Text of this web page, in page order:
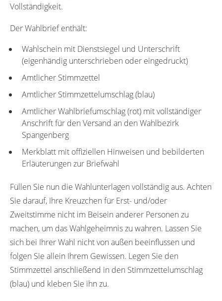
Vollständigkeit.
Der Wahlbrief enthält:
Wahlschein mit Dienstsiegel und Unterschrift
(eigenhändig unterschrieben oder eingedruckt)
Amtlicher Stimmzettel
Amtlicher Stimmzettelumschlag (blau)
Amtlicher Wahlbriefumschlag (rot) mit vollständiger
Anschrift für den Versand an den Wahlbezirk
Spangenberg
Merkblatt mit offiziellen Hinweisen und bebilderten
Erläuterungen zur Briefwahl
Füllen Sie nun die Wahlunterlagen vollständig aus. Achten
Sie darauf, Ihre Kreuzchen für Erst- und/oder
Zweitstimme nicht im Beisein anderer Personen zu
machen, um das Wahlgeheimnis zu wahren. Lassen Sie
sich bei Ihrer Wahl nicht von außen beeinflussen und
folgen Sie allein Ihrem Gewissen. Legen Sie den
Stimmzettel anschließend in den Stimmzettelumschlag
(blau) und kleben Sie ihn zu.